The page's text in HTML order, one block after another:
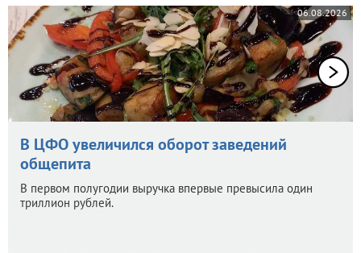
06.08.2026
В ЦФО увеличился оборот заведений
общепита
В первом полугодии выручка впервые превысила один
триллион рублей.